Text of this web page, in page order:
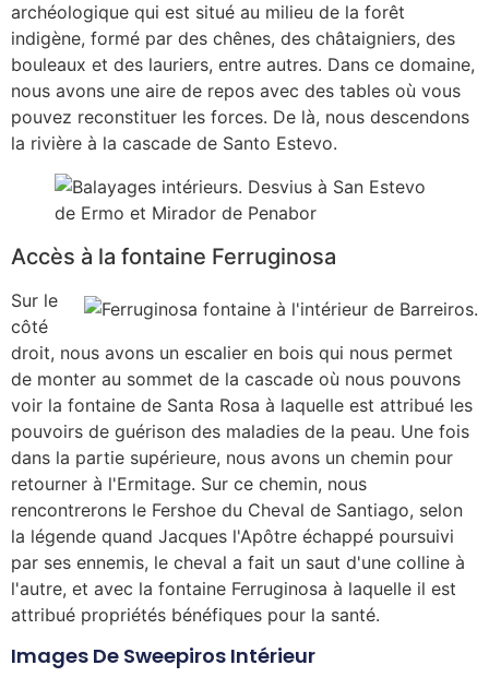
archéologique qui est situé au milieu de la forêt
indigène, formé par des chênes, des châtaigniers, des
bouleaux et des lauriers, entre autres. Dans ce domaine,
nous avons une aire de repos avec des tables où vous
pouvez reconstituer les forces. De là, nous descendons
la rivière à la cascade de Santo Estevo.
Accès à la fontaine Ferruginosa
Sur le
côté
droit, nous avons un escalier en bois qui nous permet
de monter au sommet de la cascade où nous pouvons
voir la fontaine de Santa Rosa à laquelle est attribué les
pouvoirs de guérison des maladies de la peau. Une fois
dans la partie supérieure, nous avons un chemin pour
retourner à l'Ermitage. Sur ce chemin, nous
rencontrerons le Fershoe du Cheval de Santiago, selon
la légende quand Jacques l'Apôtre échappé poursuivi
par ses ennemis, le cheval a fait un saut d'une colline à
l'autre, et avec la fontaine Ferruginosa à laquelle il est
attribué propriétés bénéfiques pour la santé.
Images De Sweepiros Intérieur